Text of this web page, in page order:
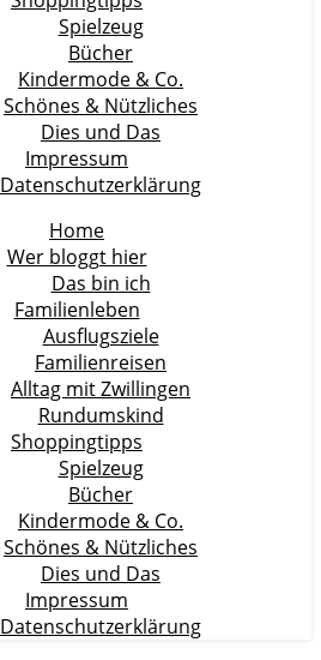
Spielzeug
Bücher
Kindermode & Co.
Schönes & Nützliches
Dies und Das
Impressum
Datenschutzerklärung
Home
Wer bloggt hier
Das bin ich
Familienleben
Ausflugsziele
Familienreisen
Alltag mit Zwillingen
Rundumskind
Shoppingtipps
Spielzeug
Bücher
Kindermode & Co.
Schönes & Nützliches
Dies und Das
Impressum
Datenschutzerklärung